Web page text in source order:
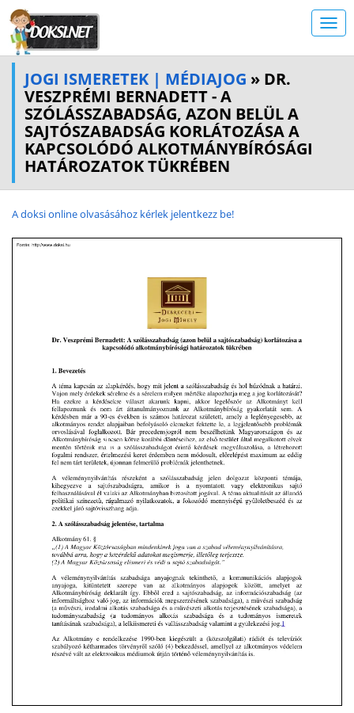
JOGI ISMERETEK | MÉDIAJOG » DR.
VESZPRÉMI BERNADETT - A
SZÓLÁSSZABADSÁG, AZON BELÜL A
SAJTÓSZABADSÁG KORLÁTOZÁSA A
KAPCSOLÓDÓ ALKOTMÁNYBÍRÓSÁGI
HATÁROZATOK TÜKRÉBEN
A doksi online olvasásához kérlek jelentkezz be!